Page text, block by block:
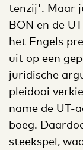
tenzij'. Maar
BON en de
het Engels
uit op een
juridische
pleidooi
name de UT-
boeg.
steekspel,